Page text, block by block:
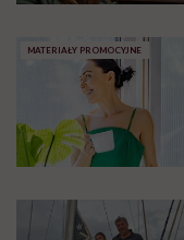
MATERIAŁY PROMOCYJNE